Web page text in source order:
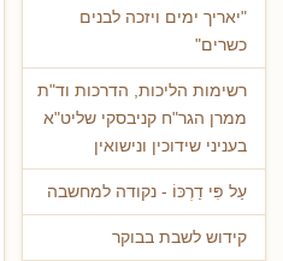
"יאריך ימים ויזכה לבנים
כשרים"
רשימות הליכות, הדרכות וד"ת
ממרן הגר"ח קניבסקי שליט"א
בעניני שידוכין ונישואין
עַל פִּי דַרְכּוֹ - נקודה למחשבה
קידוש לשבת בבוקר